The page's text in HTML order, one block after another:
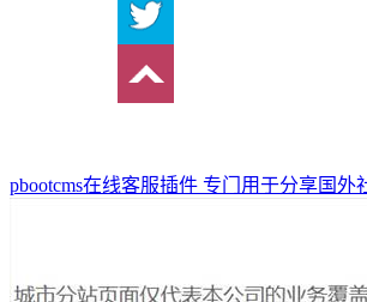
pbootcms在线客服插件 专门用于分享国外